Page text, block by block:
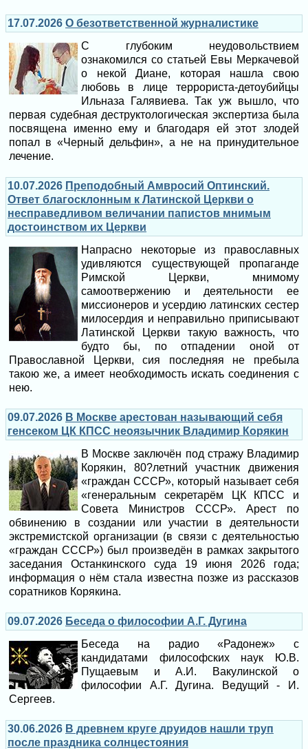
17.07.2026 О безответственной журналистике
С глубоким неудовольствием
ознакомился со статьей Евы Меркачевой
о некой Диане, которая нашла свою
любовь в лице террориста-детоубийцы
Ильназа Галявиева. Так уж вышло, что
первая судебная деструктологическая экспертиза была
посвящена именно ему и благодаря ей этот злодей
попал в «Черный дельфин», а не на принудительное
лечение.
10.07.2026 Преподобный Амвросий Оптинский.
Ответ благосклонным к Латинской Церкви о
несправедливом величании папистов мнимым
достоинством их Церкви
Напрасно некоторые из православных
удивляются существующей пропаганде
Римской Церкви, мнимому
самоотвержению и деятельности ее
миссионеров и усердию латинских сестер
милосердия и неправильно приписывают
Латинской Церкви такую важность, что
будто бы, по отпадении оной от
Православной Церкви, сия последняя не пребыла
такою же, а имеет необходимость искать соединения с
нею.
09.07.2026 В Москве арестован называющий себя
генсеком ЦК КПСС неоязычник Владимир Корякин
В Москве заключён под стражу Владимир
Корякин, 80?летний участник движения
«граждан СССР», который называет себя
«генеральным секретарём ЦК КПСС и
Совета Министров СССР». Арест по
обвинению в создании или участии в деятельности
экстремистской организации (в связи с деятельностью
«граждан СССР») был произведён в рамках закрытого
заседания Останкинского суда 19 июня 2026 года;
информация о нём стала известна позже из рассказов
соратников Корякина.
09.07.2026 Беседа о философии А.Г. Дугина
Беседа на радио «Радонеж» с
кандидатами философских наук Ю.В.
Пущаевым и А.И. Вакулинской о
философии А.Г. Дугина. Ведущий - И.
Сергеев.
30.06.2026 В древнем круге друидов нашли труп
после праздника солнцестояния